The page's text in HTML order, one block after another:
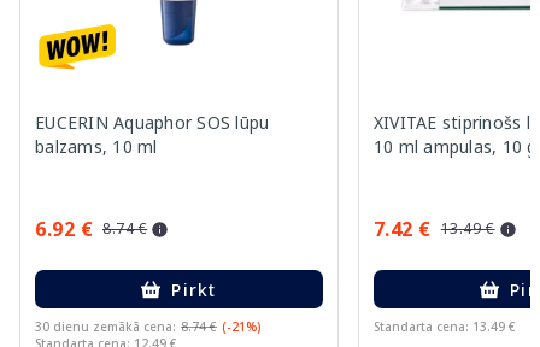
EUCERIN Aquaphor SOS lūpu
balzams, 10 ml
6.92 € 8.74 €
Pirkt
30 dienu zemākā cena: 8.74 € (-21%)
Standarta cena: 12.49 €
XIVITAE stiprinošs
10 ml ampulas, 10
7.42 € 13.49 €
Standarta cena: 13.49 €